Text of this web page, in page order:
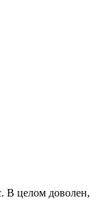
В целом доволен,